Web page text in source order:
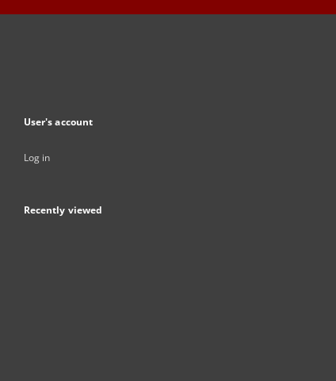
User's account
Log in
Recently viewed